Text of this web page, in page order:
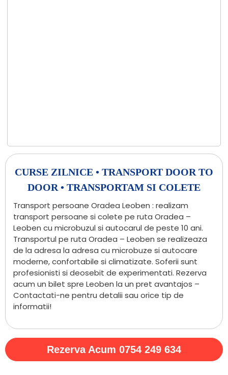
CURSE ZILNICE • TRANSPORT DOOR TO
DOOR • TRANSPORTAM SI COLETE
Transport persoane Oradea Leoben : realizam
transport persoane si colete pe ruta Oradea –
Leoben cu microbuzul si autocarul de peste 10 ani.
Transportul pe ruta Oradea – Leoben se realizeaza
de la adresa la adresa cu microbuze si autocare
moderne, confortabile si climatizate. Soferii sunt
profesionisti si deosebit de experimentati. Rezerva
acum un bilet spre Leoben la un pret avantajos –
Contactati-ne pentru detalii sau orice tip de
informatii!
Rezerva Acum 0754 249 634